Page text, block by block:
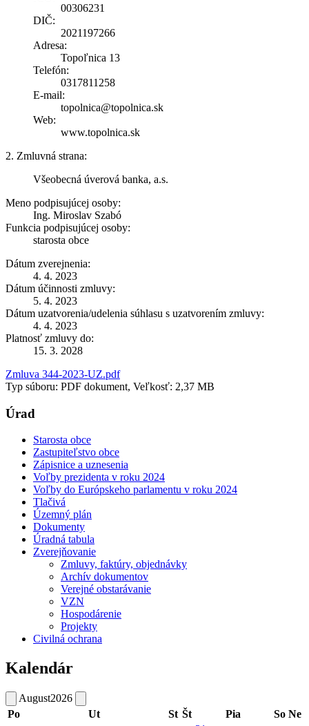
00306231
DIČ:
2021197266
Adresa:
Topoľnica 13
Telefón:
0317811258
E-mail:
topolnica@topolnica.sk
Web:
www.topolnica.sk
2. Zmluvná strana:
Všeobecná úverová banka, a.s.
Meno podpisujúcej osoby:
Ing. Miroslav Szabó
Funkcia podpisujúcej osoby:
starosta obce
Dátum zverejnenia:
4. 4. 2023
Dátum účinnosti zmluvy:
5. 4. 2023
Dátum uzatvorenia/udelenia súhlasu s uzatvorením zmluvy:
4. 4. 2023
Platnosť zmluvy do:
15. 3. 2028
Zmluva 344-2023-UZ.pdf
Typ súboru: PDF dokument, Veľkosť: 2,37 MB
Úrad
Starosta obce
Zastupiteľstvo obce
Zápisnice a uznesenia
Voľby prezidenta v roku 2024
Voľby do Európskeho parlamentu v roku 2024
Tlačivá
Územný plán
Dokumenty
Úradná tabula
Zverejňovanie
Zmluvy, faktúry, objednávky
Archív dokumentov
Verejné obstarávanie
VZN
Hospodárenie
Projekty
Civilná ochrana
Kalendár
August2026
Po
Ut St Št Pia So Ne